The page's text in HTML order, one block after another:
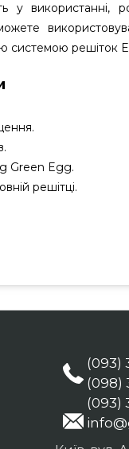
у використанні,
системою решіток
Green Egg.
решітці.
Дивитесь і
(093)
(098)
(093)